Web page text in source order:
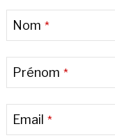
Nom *
Prénom *
Email *